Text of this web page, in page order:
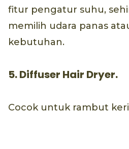
fitur pengatur suhu,
memilih udara panas
kebutuhan.
5. Diffuser Hair Dryer.
Cocok untuk rambut